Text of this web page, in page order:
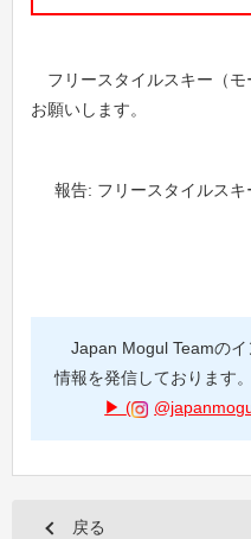
フリースタイルスキー（
お願いします。
報告: フリースタイルス
Japan Mogul Teamの
情報を発信しております。
(
戻る